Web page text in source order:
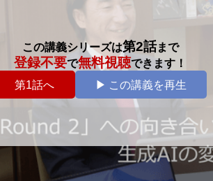
この講義シリーズは第2話まで
登録不要で無料視聴できます！
第1話へ
▶ この講義を再生